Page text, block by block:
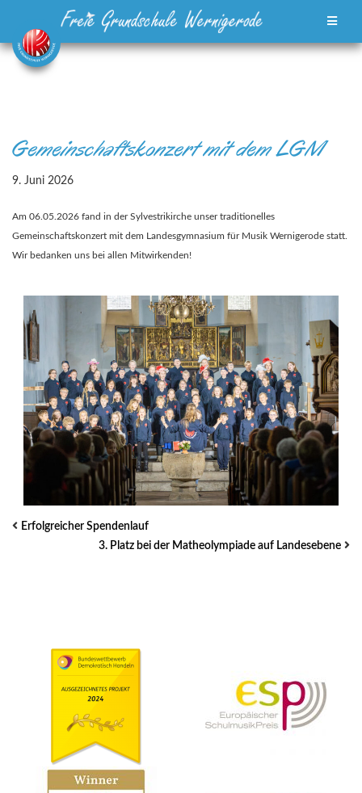
springen
Gemeinschaftskonzert mit dem LGM
9. Juni 2026
Am 06.05.2026 fand in der Sylvestrikirche unser traditionelles
Gemeinschaftskonzert mit dem Landesgymnasium für Musik Wernigerode statt.
Wir bedanken uns bei allen Mitwirkenden!
Erfolgreicher Spendenlauf
3. Platz bei der Matheolympiade auf Landesebene